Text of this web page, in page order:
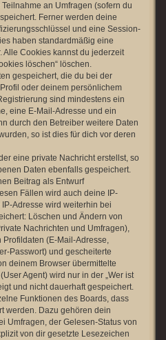
an Umfragen (sofern du
Ferner werden deine
und eine Session-
haben standardmäßig eine
Alle Cookies kannst du jederzeit
löschen“ löschen.
gespeichert, die du bei der
oder deinem persönlichem
sind mindestens ein
eine E-Mail-Adresse und ein
durch den Betreiber weitere Daten
so ist dies für dich vor deren
eine private Nachricht erstellst, so
Daten ebenfalls gespeichert.
Beitrag als Entwurf
Fällen wird auch deine IP-
Adresse wird weiterhin bei
Löschen und Ändern von
Nachrichten und Umfragen),
(E-Mail-Adresse,
Passwort) und gescheiterte
deinem Browser übermittelte
Agent) wird nur in der „Wer ist
und nicht dauerhaft gespeichert.
Funktionen des Boards, dass
werden. Dazu gehören dein
Umfragen, der Gelesen-Status von
von dir gesetzte Lesezeichen